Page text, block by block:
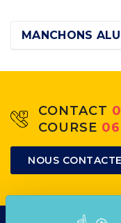
MANCHONS
CONTACT
COURSE
NOUS